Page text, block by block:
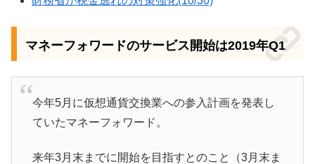
マネーフォワードのサービス開始は2019年Q1
今年5月に仮想通貨交換業への参入計画を発表し
ていたマネーフォワード。
来年3月末までに開始を目指すとのこと（3月末ま